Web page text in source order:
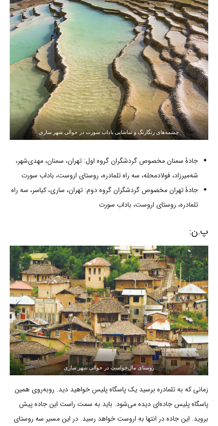
چشمه‌های رنگارنگ و تماشایی باداب سورت در حوالی شهر ساری
جادۀ سمنان مخصوص گردشگران گروه اول: تهران، سمنان، مهدی‌شهر،
شه‌میرزاد، فولادمحله، سه راه تلمادره، روستای اروست، باداب سورت
جادۀ تهران مخصوص گردشگران گروه دوم: تهران، ساری، کیاسر، سه راه
تلمادره، روستای اروست، باداب سورت
پ.ن:
روستای مال‌خواست در حوالی شهر ساری
زمانی که به تلمادره برسید یک پاسگاه پلیس خواهید دید. روبه‌روی همین
پاسگاه پلیس جاده‌ای دیده می‌شود. باید به سمت راست این جاده پیش
بروید. این جاده در انتها به اروست خواهد رسید. در این مسیر سه روستای